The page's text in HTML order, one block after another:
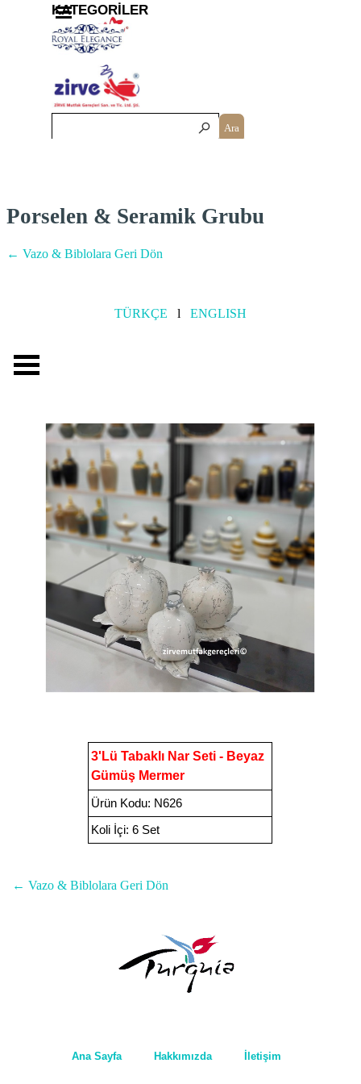
Menüyü atla
Ara
KATEGORİLER
Porselen & Seramik Grubu
← Vazo & Biblolara Geri Dön
TÜRKÇE l ENGLISH
3'Lü Tabaklı Nar Seti - Beyaz
Gümüş Mermer
Ürün Kodu: N626
Koli İçi: 6 Set
← Vazo & Biblolara Geri Dön
Ana Sayfa Hakkımızda İletişim